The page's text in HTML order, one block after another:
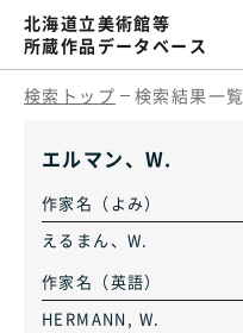
北海道立美術館等
所蔵作品データベース
検索トップ 検索結果一覧
エルマン、W.
作家名（よみ）
えるまん、W.
作家名（英語）
HERMANN, W.